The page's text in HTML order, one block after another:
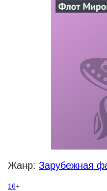
Жанр: Зарубежная
16+